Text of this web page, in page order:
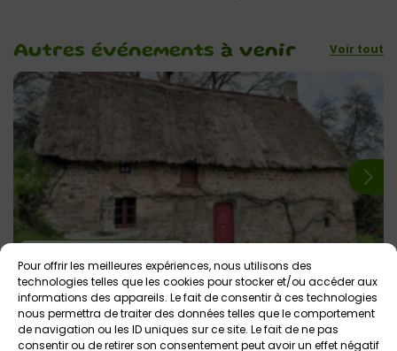
Pour offrir les meilleures expériences, nous utilisons des
technologies telles que les cookies pour stocker et/ou accéder aux
informations des appareils. Le fait de consentir à ces technologies
nous permettra de traiter des données telles que le comportement
de navigation ou les ID uniques sur ce site. Le fait de ne pas
consentir ou de retirer son consentement peut avoir un effet négatif
Autres événements à venir Voir tout
Visite guidée des chaumières à l’Ecomusée du
Pays d’Auray
Ecomusée du Pays d’Auray – St-Dégan Tout public